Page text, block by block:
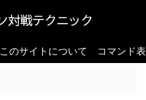
このサイトについて コマンド